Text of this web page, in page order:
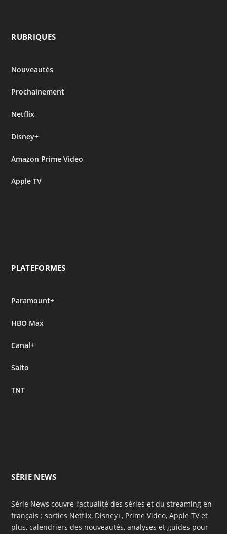
RUBRIQUES
Nouveautés
Prochainement
Netflix
Disney+
Amazon Prime Video
Apple TV
PLATEFORMES
Paramount+
HBO Max
Canal+
Salto
TNT
SÉRIE NEWS
Série News couvre l’actualité des séries et du streaming en
français : sorties Netflix, Disney+, Prime Video, Apple TV et
plus, calendriers des nouveautés, analyses et guides pour